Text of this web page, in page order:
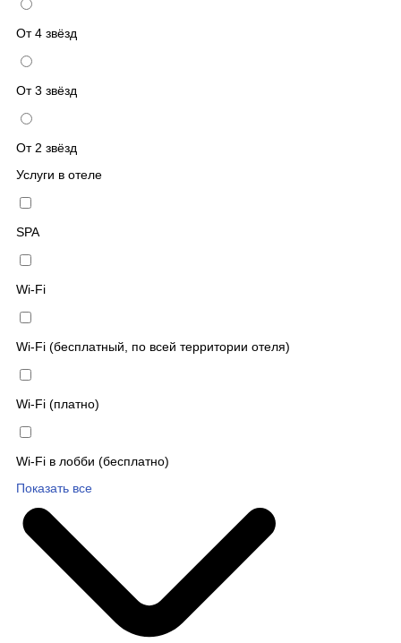
От 4 звёзд
От 3 звёзд
От 2 звёзд
Услуги в отеле
SPA
Wi-Fi
Wi-Fi (бесплатный, по всей территории отеля)
Wi-Fi (платно)
Wi-Fi в лобби (бесплатно)
Показать все